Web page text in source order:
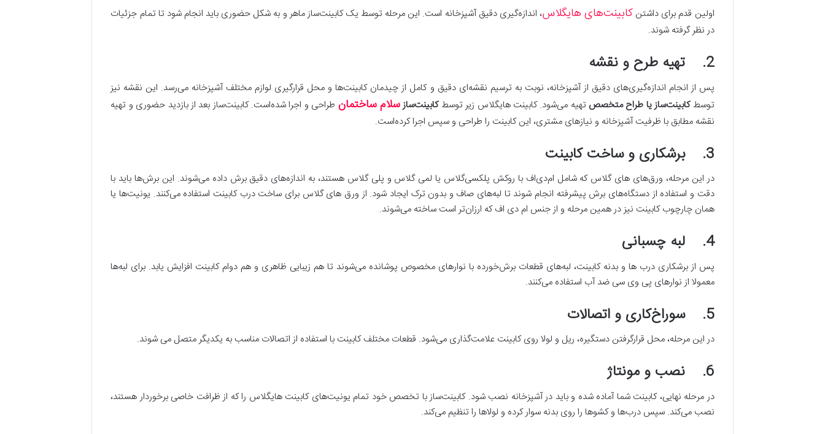
اولین قدم برای داشتن کابینت‌های هایگلاس، اندازه‌گیری دقیق آشپزخانه است. این مرحله‌ توسط یک کابینت‌ساز ماهر و به شکل حضوری باید انجام شود تا تمام جزئیات
در نظر گرفته شوند.
2. تهیه طرح و نقشه
پس از انجام اندازه‌گیری‌های دقیق از آشپزخانه، نوبت به ترسیم نقشه‌ای دقیق و کامل از چیدمان کابینت‌ها و محل قرارگیری لوازم مختلف آشپزخانه می‌رسد. این نقشه نیز
توسطکابینت‌ساز یا طراح متخصص تهیه می‌شود. کابینت هایگلاس زیر توسطکابینت‌سازسلام ساختمان طراحی و اجرا شده‌است. کابینت‌ساز بعد از بازدید حضوری و تهیه
نقشه مطابق با ظرفیت آشپزخانه و نیازهای مشتری، این کابینت را طراحی و سپس اجرا کرده‌است.
3. برشکاری و ساخت کابینت
در این مرحله، ورق‌های های گلاس که شامل ام‌دی‌اف با روکش پلکسی‌گلاس یا لمی گلاس و پلی گلاس هستند، به اندازه‌های دقیق برش داده می‌شوند. این برش‌ها باید با
دقت و استفاده از دستگاه‌های برش پیشرفته انجام شوند تا لبه‌های صاف و بدون ترک ایجاد شود. از ورق های گلاس برای ساخت درب کابینت استفاده می‌کنند. یونیت‌ها یا
همان چارچوب کابینت نیز در همین مرحله و از جنس ام دی اف که ارزان‌تر است ساخته می‌شوند.
4. لبه چسبانی
پس از برشکاری درب ها و بدنه کابینت، لبه‌های قطعات برش‌خورده با نوارهای مخصوص پوشانده می‌شوند تا هم زیبایی ظاهری و هم دوام کابینت افزایش یابد. برای لبه‌ها
معمولا از نوارهای پی وی سی ضد آب استفاده می‌کنند.
5. سوراخ‌کاری و اتصالات
در این مرحله، محل قرارگرفتن دستگیره، ریل و لولا روی کابینت علامت‌گذاری می‌شود. قطعات مختلف کابینت با استفاده از اتصالات مناسب به یکدیگر متصل می شوند.
6. نصب و مونتاژ
در مرحله نهایی، کابینت شما آماده شده و باید در آشپزخانه نصب شود. کابینت‌ساز با تخصص خود تمام یونیت‌های کابینت هایگلاس را که از ظرافت خاصی برخوردار هستند،
نصب می‌کند. سپس درب‌ها و کشوها را روی بدنه سوار کرده و لولاها را تنظیم می‌کند.